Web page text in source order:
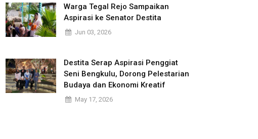
Warga Tegal Rejo Sampaikan
Aspirasi ke Senator Destita
Jun 03, 2026
Destita Serap Aspirasi Penggiat
Seni Bengkulu, Dorong Pelestarian
Budaya dan Ekonomi Kreatif
May 17, 2026